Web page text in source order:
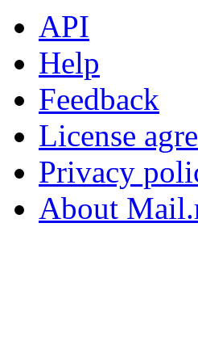
API
Help
Feedback
License
Privacy
About